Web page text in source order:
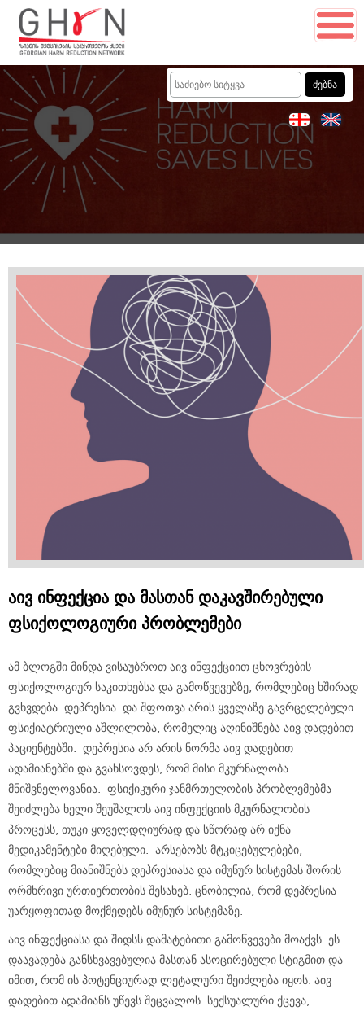
აივ ინფექცია და მასთან დაკავშირებული
ფსიქოლოგიური პრობლემები
ამ ბლოგში მინდა ვისაუბროთ აივ ინფექციით ცხოვრების
ფსიქოლოგიურ საკითხებსა და გამოწვევებზე, რომლებიც ხშირად
გვხვდება. დეპრესია და შფოთვა არის ყველაზე გავრცელებული
ფსიქიატრიული აშლილობა, რომელიც აღინიშნება აივ დადებით
პაციენტებში. დეპრესია არ არის ნორმა აივ დადებით
ადამიანებში და გვახსოვდეს, რომ მისი მკურნალობა
მნიშვნელოვანია. ფსიქიკური ჯანმრთელობის პრობლემებმა
შეიძლება ხელი შეუშალოს აივ ინფექციის მკურნალობის
პროცესს, თუკი ყოველდღიურად და სწორად არ იქნა
მედიკამენტები მიღებული. არსებობს მტკიცებულებები,
რომლებიც მიანიშნებს დეპრესიასა და იმუნურ სისტემას შორის
ორმხრივი ურთიერთობის შესახებ. ცნობილია, რომ დეპრესია
უარყოფითად მოქმედებს იმუნურ სისტემაზე.
აივ ინფექციასა და შიდსს დამატებითი გამოწვევები მოაქვს. ეს
დაავადება განსხვავებულია მასთან ასოცირებული სტიგმით და
იმით, რომ ის პოტენციურად ლეტალური შეიძლება იყოს. აივ
დადებით ადამიანს უწევს შეცვალოს სექსუალური ქცევა,